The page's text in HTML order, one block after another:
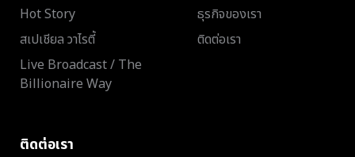
Hot Story
สเปเชียล วาไรตี้
Live Broadcast / The
Billionaire Way
ธุรกิจของเรา
ติดต่อเรา
ติดต่อเรา